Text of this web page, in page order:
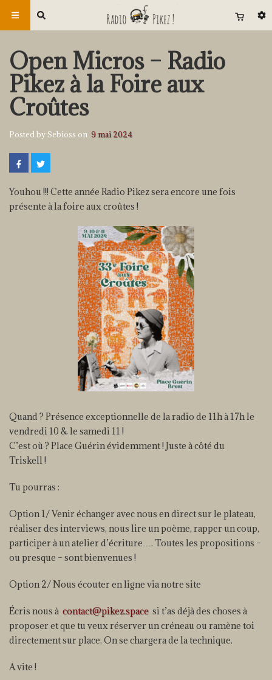
Open Micros – Radio
Pikez à la Foire aux
Croûtes
Posted by Sebioss on 9 mai 2024
Youhou !!! Cette année Radio Pikez sera encore une fois
présente à la foire aux croûtes !
Quand ? Présence exceptionnelle de la radio de 11h à 17h le
vendredi 10 & le samedi 11 !
C’est où ? Place Guérin évidemment ! Juste à côté du
Triskell !
Tu pourras :
Option 1/ Venir échanger avec nous en direct sur le plateau,
réaliser des interviews, nous lire un poème, rapper un coup,
participer à un atelier d’écriture…. Toutes les propositions –
ou presque – sont bienvenues !
Option 2/ Nous écouter en ligne via notre site
Écris nous à contact@pikez.space si t’as déjà des choses à
proposer et que tu veux réserver un créneau ou ramène toi
directement sur place. On se chargera de la technique.
A vite !